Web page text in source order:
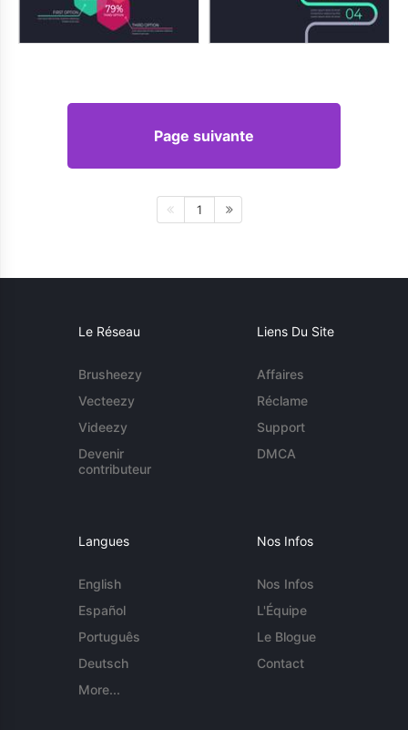
Page suivante
1
Le Réseau
Brusheezy
Vecteezy
Videezy
Devenir
contributeur
Liens Du Site
Affaires
Réclame
Support
DMCA
Langues
English
Español
Português
Deutsch
More...
Nos Infos
Nos Infos
L'Équipe
Le Blogue
Contact